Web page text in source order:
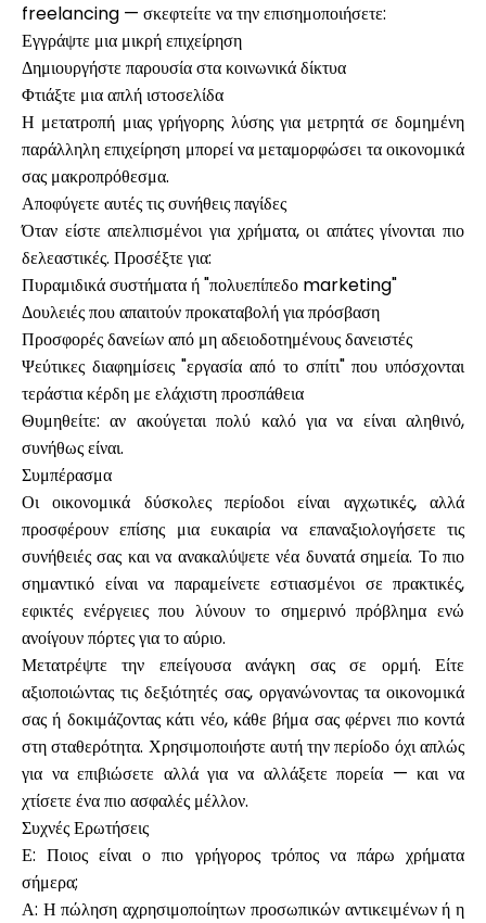
freelancing — σκεφτείτε να την επισημοποιήσετε:
Εγγράψτε μια μικρή επιχείρηση
Δημιουργήστε παρουσία στα κοινωνικά δίκτυα
Φτιάξτε μια απλή ιστοσελίδα
Η μετατροπή μιας γρήγορης λύσης για μετρητά σε δομημένη
παράλληλη επιχείρηση μπορεί να μεταμορφώσει τα οικονομικά
σας μακροπρόθεσμα.
Αποφύγετε αυτές τις συνήθεις παγίδες
Όταν είστε απελπισμένοι για χρήματα, οι απάτες γίνονται πιο
δελεαστικές. Προσέξτε για:
Πυραμιδικά συστήματα ή "πολυεπίπεδο marketing"
Δουλειές που απαιτούν προκαταβολή για πρόσβαση
Προσφορές δανείων από μη αδειοδοτημένους δανειστές
Ψεύτικες διαφημίσεις "εργασία από το σπίτι" που υπόσχονται
τεράστια κέρδη με ελάχιστη προσπάθεια
Θυμηθείτε: αν ακούγεται πολύ καλό για να είναι αληθινό,
συνήθως είναι.
Συμπέρασμα
Οι οικονομικά δύσκολες περίοδοι είναι αγχωτικές, αλλά
προσφέρουν επίσης μια ευκαιρία να επαναξιολογήσετε τις
συνήθειές σας και να ανακαλύψετε νέα δυνατά σημεία. Το πιο
σημαντικό είναι να παραμείνετε εστιασμένοι σε πρακτικές,
εφικτές ενέργειες που λύνουν το σημερινό πρόβλημα ενώ
ανοίγουν πόρτες για το αύριο.
Μετατρέψτε την επείγουσα ανάγκη σας σε ορμή. Είτε
αξιοποιώντας τις δεξιότητές σας, οργανώνοντας τα οικονομικά
σας ή δοκιμάζοντας κάτι νέο, κάθε βήμα σας φέρνει πιο κοντά
στη σταθερότητα. Χρησιμοποιήστε αυτή την περίοδο όχι απλώς
για να επιβιώσετε αλλά για να αλλάξετε πορεία — και να
χτίσετε ένα πιο ασφαλές μέλλον.
Συχνές Ερωτήσεις
Ε: Ποιος είναι ο πιο γρήγορος τρόπος να πάρω χρήματα
σήμερα;
Α: Η πώληση αχρησιμοποίητων προσωπικών αντικειμένων ή η